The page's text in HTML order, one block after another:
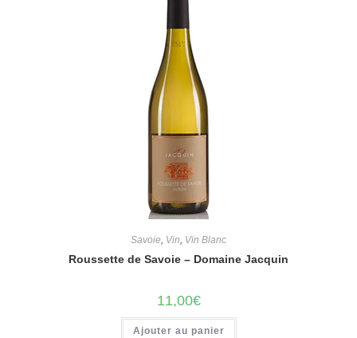
Savoie Vin Vin Blanc
Roussette de Savoie – Domaine Jacquin
11,00€
Ajouter au panier